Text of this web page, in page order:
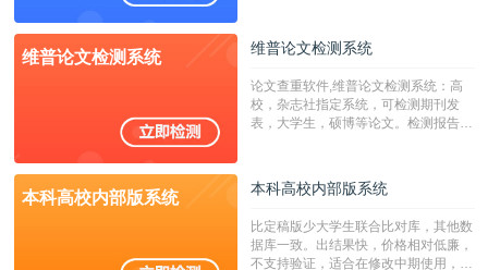
校用来检测硕博论文的系统，检测范围
广，数据来源真实，检测算法合理!本
字符数30万）
维普论文检测系统 维普论文检测系统
论文查重软件,维普论文检测系统：高
校，杂志社指定系统，可检测期刊发
表，大学生，硕博等论文。检测报告支
本科高校内部版系统 本科高校内部版系统
比定稿版少大学生联合比对库，其他数
据库一致。出结果快，价格相对低廉，
不支持验证，适合在修改中期使用，定